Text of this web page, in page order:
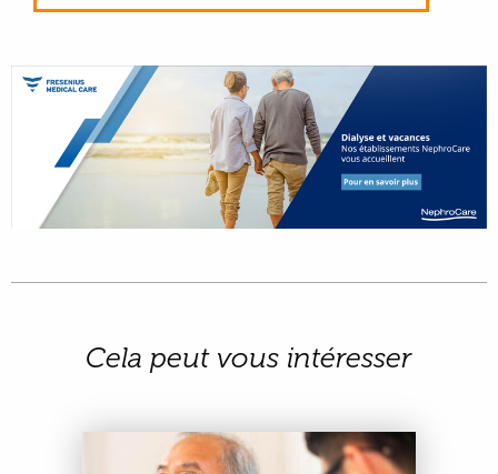
Cela peut vous intéresser